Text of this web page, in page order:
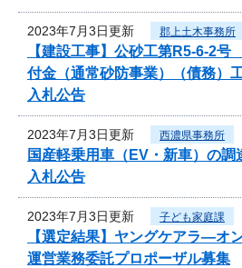
2023年7月3日更新 郡上土木事務所
【建設工事】公砂工第R5-6-2
付金（通常砂防事業）（債務）
入札公告
2023年7月3日更新 西濃県事務所
国産軽乗用車（EV・新車）の調
入札公告
2023年7月3日更新 子ども家庭課
【選定結果】ヤングケアラ―オ
運営業務委託プロポーザル募集